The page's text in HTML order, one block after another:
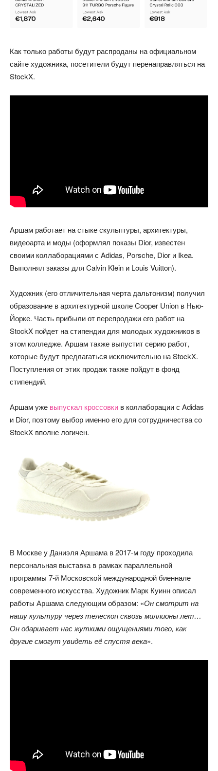
Как только работы будут распроданы на официальном
сайте художника, посетители будут перенаправляться на
StockX.
Аршам работает на стыке скульптуры, архитектуры,
видеоарта и моды (оформлял показы Dior, известен
своими коллаборациями с Adidas, Porsche, Dior и Ikea.
Выполнял заказы для Calvin Klein и Louis Vuitton).
Художник (его отличительная черта дальтонизм) получил
образование в архитектурной школе Cooper Union в Нью-
Йорке. Часть прибыли от перепродажи его работ на
StockX пойдет на стипендии для молодых художников в
этом колледже. Аршам также выпустит серию работ,
которые будут предлагаться исключительно на StockX.
Поступления от этих продаж также пойдут в фонд
стипендий.
Аршам уже выпускал кроссовки в коллаборации с Adidas
и Dior, поэтому выбор именно его для сотрудничества со
StockX вполне логичен.
В Москве у Даниэля Аршама в 2017-м году проходила
персональная выставка в рамках параллельной
программы 7-й Московской международной биеннале
современного искусства. Художник Марк Куинн описал
работы Аршама следующим образом: «Он смотрит на
нашу культуру через телескоп сквозь миллионы лет…
Он одаривает нас жуткими ощущениями того, как
другие смогут увидеть её спустя века».